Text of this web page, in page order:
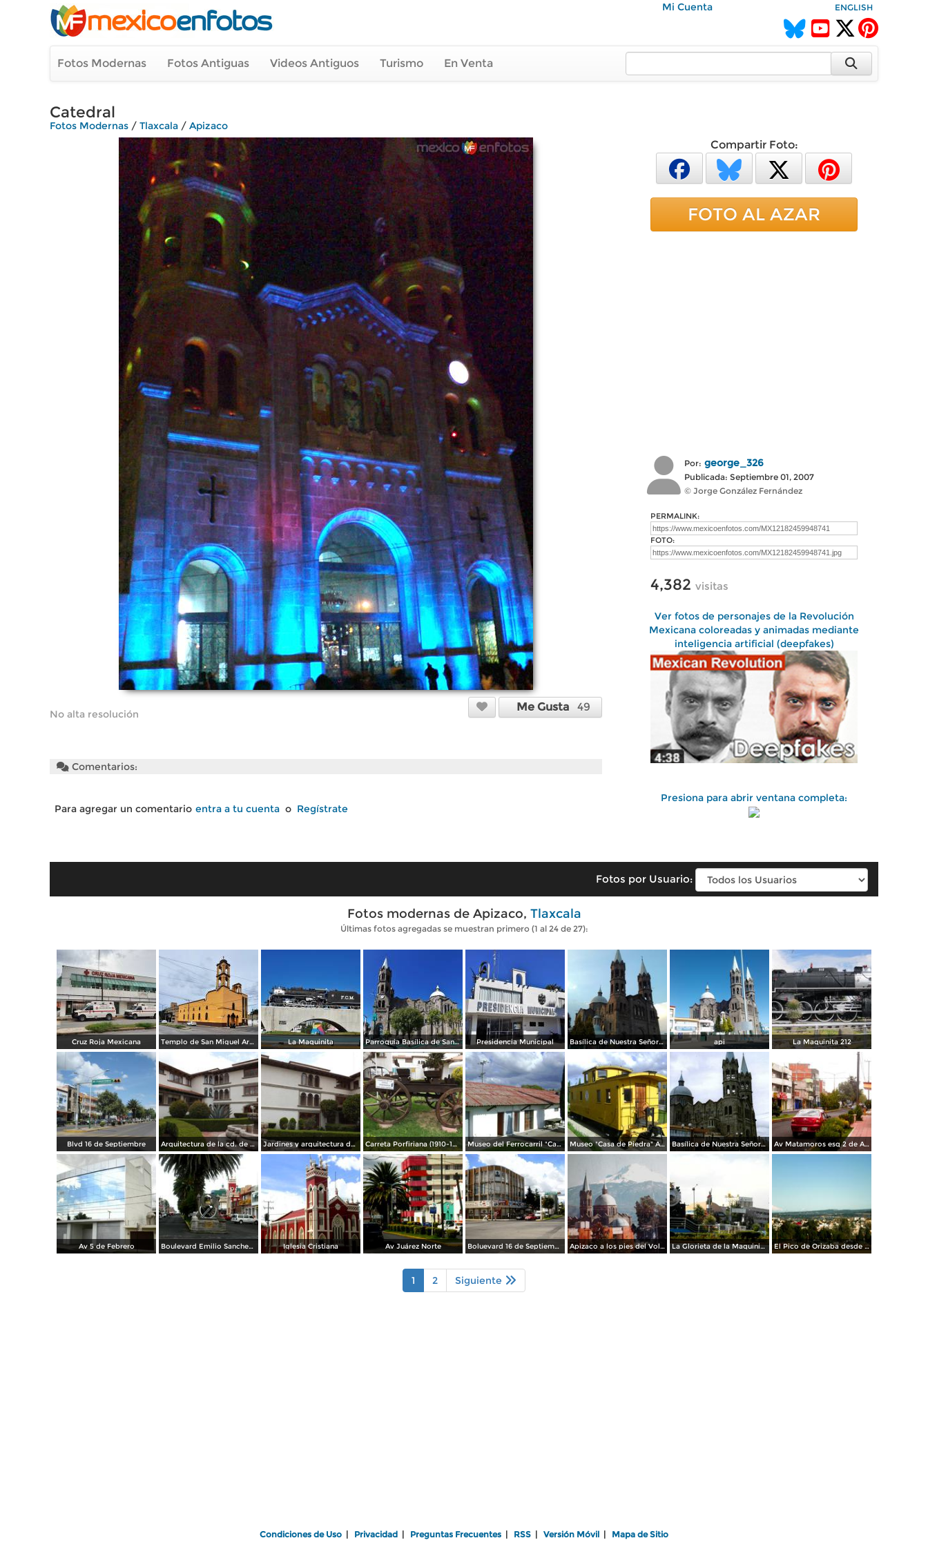
Mi Cuenta ENGLISH
Fotos Modernas Fotos Antiguas Videos Antiguos Turismo En Venta
Catedral
Fotos Modernas / Tlaxcala / Apizaco
No alta resolución
Me Gusta 49
Comentarios:
Para agregar un comentario entra a tu cuenta o Regístrate
Compartir Foto:
FOTO AL AZAR
Por: george_326
Publicada: Septiembre 01, 2007
© Jorge González Fernández
PERMALINK:
FOTO:
4,382 visitas
Ver fotos de personajes de la Revolución
Mexicana coloreadas y animadas mediante
inteligencia artificial (deepfakes)
Presiona para abrir ventana completa:
Fotos por Usuario:
Fotos modernas de Apizaco, Tlaxcala
Últimas fotos agregadas se muestran primero (1 al 24 de 27):
Cruz Roja Mexicana Templo de San Miguel Arcángel La Maquinita Parroquia Basílica de Santa María de la Misericordia Presidencia Municipal Basílica de Nuestra Señora de la Misericordia. Febrero/2018 api La Maquinita 212
Blvd 16 de Septiembre Arquitectura de la cd. de Apizaco. Junio/2012 Jardines y arquitectura del Hotel Del Angel. Apizaco. Junio/2012 Carreta Porfiriana (1910-1920). Apizaco. Junio/2012 Museo del Ferrocarril "Casa de Piedra". Apizaco. Junio/2012 Museo "Casa de Piedra" Apizaco, Tlaxcala. Julio/2012 Basílica de Nuestra Señora de la Misericordia, 1950. Apizaco, Tlaxcala. 2006 Av Matamoros esq 2 de Abril
Av 5 de Febrero Boulevard Emilio Sanchez Piedras viendo hacia la Cuauhtemoc Iglesia Cristiana Av Juárez Norte Boluevard 16 de Septiembre esq Av Juárez Apizaco a los pies del Volcan La Malinche La Glorieta de la Maquinita 212 El Pico de Orizaba desde Apizaco
1 2 Siguiente
Condiciones de Uso Privacidad Preguntas Frecuentes RSS Versión Móvil Mapa de Sitio